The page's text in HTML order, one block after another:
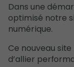
Dans une
optimisé notre
numérique.
Ce nouveau
d’allier